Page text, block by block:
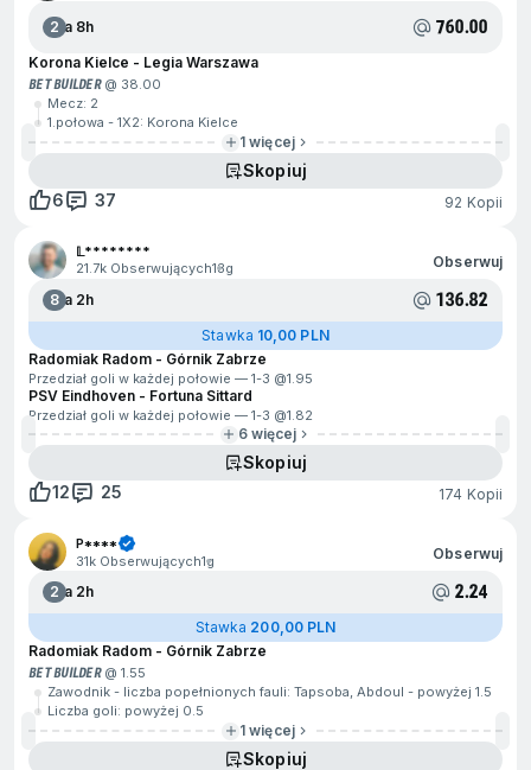
2Za 8h 760.00
Korona Kielce - Legia Warszawa
BET BUILDER@ 38.00
Mecz: 2
1.połowa - 1X2: Korona Kielce
1 więcej
Skopiuj
6
37 92 Kopii
𝕃********
21.7k Obserwujących13g Obserwuj
8Za 2h 136.82
Stawka 10,00 PLN
Radomiak Radom - Górnik Zabrze
Przedział goli w każdej połowie — 1-3 @1.95
PSV Eindhoven - Fortuna Sittard
Przedział goli w każdej połowie — 1-3 @1.82
6 więcej
Skopiuj
12
25 174 Kopii
P****
31k Obserwujących1g Obserwuj
2Za 2h 2.24
Stawka 200,00 PLN
Radomiak Radom - Górnik Zabrze
BET BUILDER@ 1.55
Zawodnik - liczba popełnionych fauli: Tapsoba, Abdoul - powyżej 1.5
Liczba goli: powyżej 0.5
1 więcej
Skopiuj